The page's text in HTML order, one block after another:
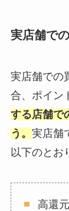
実店舗で
実店舗での
合、ポイン
する店舗で
う。 実店舗
以下のとお
高還